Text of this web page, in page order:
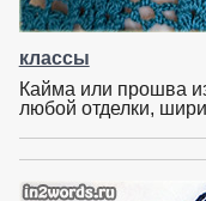
классы
Кайма или прошва
любой отделки,